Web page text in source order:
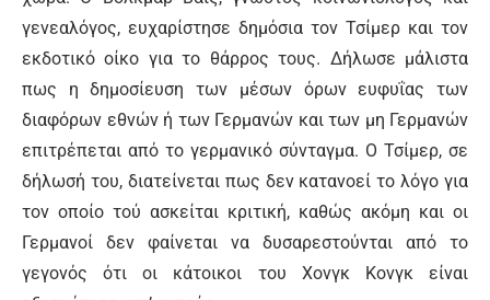
γενεαλόγος, ευχαρίστησε δημόσια τον Τσίμερ και τον
εκδοτικό οίκο για το θάρρος τους. Δήλωσε μάλιστα
πως η δημοσίευση των μέσων όρων ευφυΐας των
διαφόρων εθνών ή των Γερμανών και των μη Γερμανών
επιτρέπεται από το γερμανικό σύνταγμα. Ο Τσίμερ, σε
δήλωσή του, διατείνεται πως δεν κατανοεί το λόγο για
τον οποίο τού ασκείται κριτική, καθώς ακόμη και οι
Γερμανοί δεν φαίνεται να δυσαρεστούνται από το
γεγονός ότι οι κάτοικοι του Χονγκ Κονγκ είναι